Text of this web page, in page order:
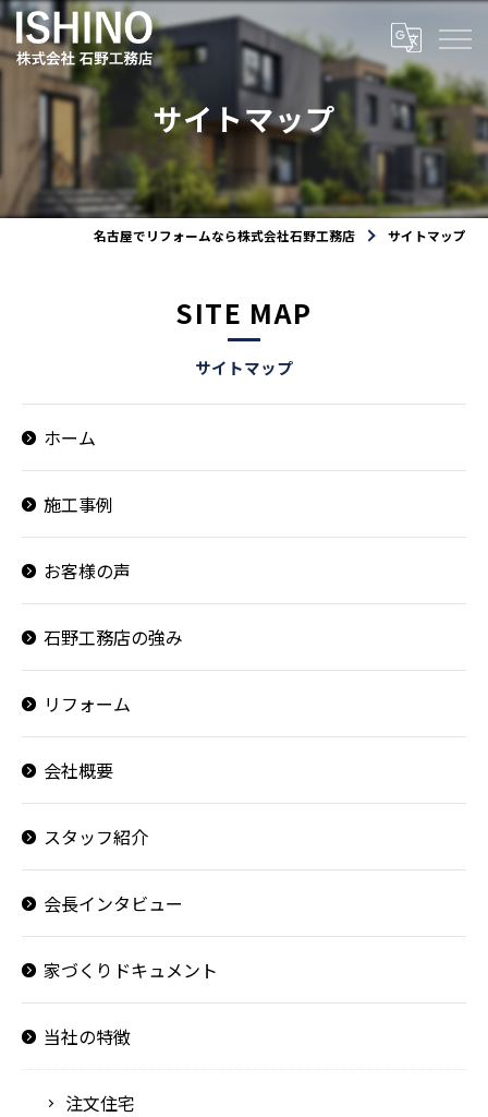
サイトマップ
名古屋でリフォームなら株式会社石野工務店 サイトマップ
サイトマップ
SITE MAP
ホーム
施工事例
お客様の声
石野工務店の強み
リフォーム
会社概要
スタッフ紹介
会長インタビュー
家づくりドキュメント
当社の特徴
注文住宅